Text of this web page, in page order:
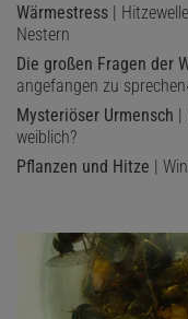
Wärmestress |
Nestern
Die großen Fragen der
angefangen zu
Mysteriöser Urmensch |
weiblich?
Pflanzen und Hitze |